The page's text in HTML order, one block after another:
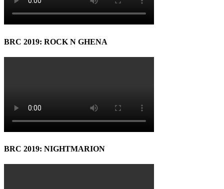
BRC 2019: ROCK N GHENA
BRC 2019: NIGHTMARION